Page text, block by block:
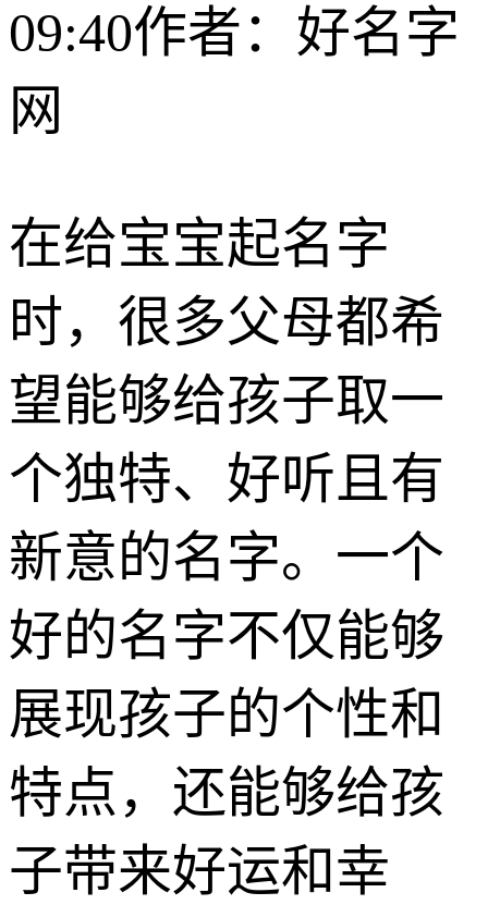
09:40作者：好名字
网
在给宝宝起名字
时，很多父母都希
望能够给孩子取一
个独特、好听且有
新意的名字。一个
好的名字不仅能够
展现孩子的个性和
特点，还能够给孩
子带来好运和幸